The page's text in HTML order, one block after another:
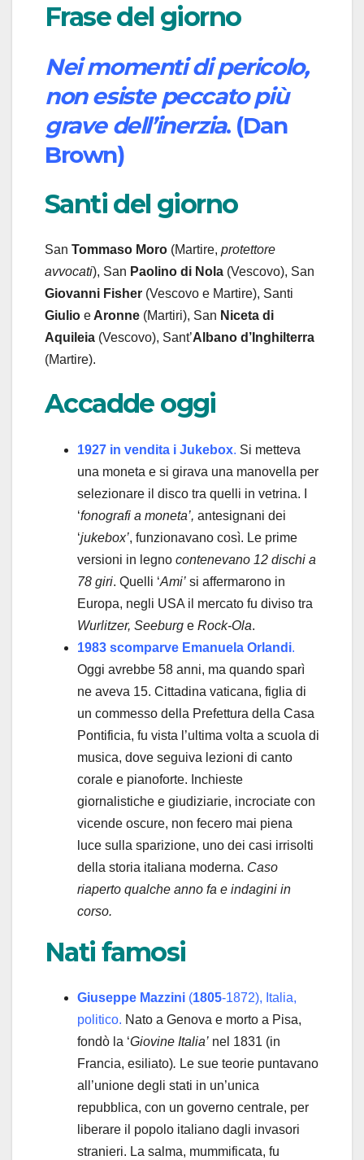
Frase del giorno
Nei momenti di pericolo,
non esiste peccato più
grave dell’inerzia. (Dan
Brown)
Santi del giorno
San Tommaso Moro (Martire, protettore
avvocati), San Paolino di Nola (Vescovo), San
Giovanni Fisher (Vescovo e Martire), Santi
Giulio eAronne (Martiri), San Niceta di
Aquileia (Vescovo), Sant’Albano d’Inghilterra
(Martire).
Accadde oggi
1927 in vendita i Jukebox. Si metteva
una moneta e si girava una manovella per
selezionare il disco tra quelli in vetrina. I
‘fonografi a moneta’, antesignani dei
‘jukebox’, funzionavano così. Le prime
versioni in legno contenevano 12 dischi a
78 giri. Quelli ‘Ami’ si affermarono in
Europa, negli USA il mercato fu diviso tra
Wurlitzer, Seeburg e Rock-Ola.
1983 scomparve Emanuela Orlandi.
Oggi avrebbe 58 anni, ma quando sparì
ne aveva 15. Cittadina vaticana, figlia di
un commesso della Prefettura della Casa
Pontificia, fu vista l’ultima volta a scuola di
musica, dove seguiva lezioni di canto
corale e pianoforte. Inchieste
giornalistiche e giudiziarie, incrociate con
vicende oscure, non fecero mai piena
luce sulla sparizione, uno dei casi irrisolti
della storia italiana moderna. Caso
riaperto qualche anno fa e indagini in
corso.
Nati famosi
Giuseppe Mazzini (1805-1872), Italia,
politico. Nato a Genova e morto a Pisa,
fondò la ‘Giovine Italia’ nel 1831 (in
Francia, esiliato). Le sue teorie puntavano
all’unione degli stati in un’unica
repubblica, con un governo centrale, per
liberare il popolo italiano dagli invasori
stranieri. La salma, mummificata, fu